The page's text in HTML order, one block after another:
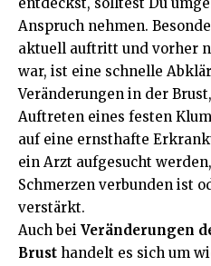
Anspruch nehmen.
aktuell auftritt und vorher
war, ist eine schnelle
Veränderungen in der
Auftreten eines festen
auf eine ernsthafte
ein Arzt aufgesucht
Schmerzen verbunden ist
verstärkt.
Auch bei Veränderungen
Brust handelt es sich um